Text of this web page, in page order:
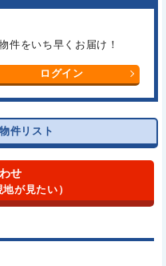
件をいち早くお届け！
ログイン
件リスト
せ
が見たい）